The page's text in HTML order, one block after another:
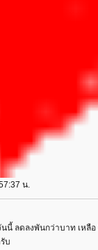
น.
นนี้ ลดลงพันกว่าบาท เหลื
บ